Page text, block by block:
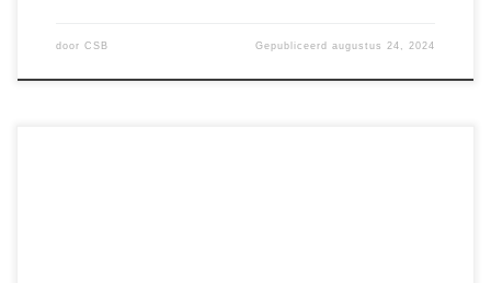
door CSB Gepubliceerdaugustus 24, 2024